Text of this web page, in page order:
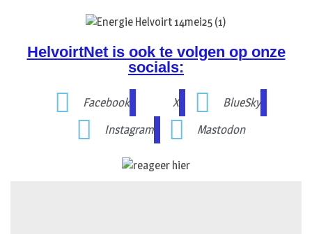
HelvoirtNet is ook te volgen op onze
socials:
Facebook X
BlueSky
Instagram
Mastodon